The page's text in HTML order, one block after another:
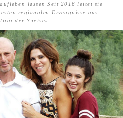
lassen.Seit 2016 leitet sie
regionalen Erzeugnisse aus
der Speisen.